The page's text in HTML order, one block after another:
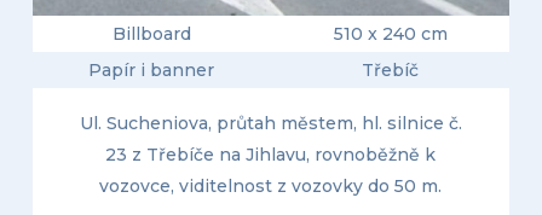
Billboard
510 x 240 cm
Papír i banner
Třebíč
Ul. Sucheniova, průtah městem, hl. silnice č.
23 z Třebíče na Jihlavu, rovnoběžně k
vozovce, viditelnost z vozovky do 50 m.